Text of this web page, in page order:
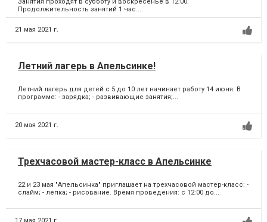
Продолжительность занятий 1 час....
21 мая 2021 г.
Летний лагерь в Апельсинке!
Летний лагерь для детей с 5 до 10 лет начинает работу 14 июня. В
программе: - зарядка; - развивающие занятия;...
20 мая 2021 г.
Трехчасовой мастер-класс в Апельсинке
22 и 23 мая "Апельсинка" приглашает на трехчасовой мастер-класс: -
слайм; - лепка; - рисование. Время проведения: с 12:00 до...